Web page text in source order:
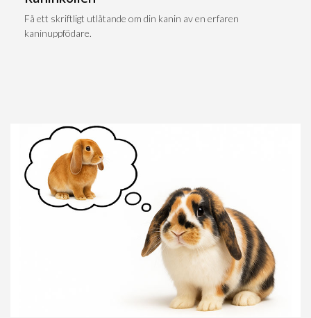
Få ett skriftligt utlåtande om din kanin av en erfaren
kaninuppfödare.